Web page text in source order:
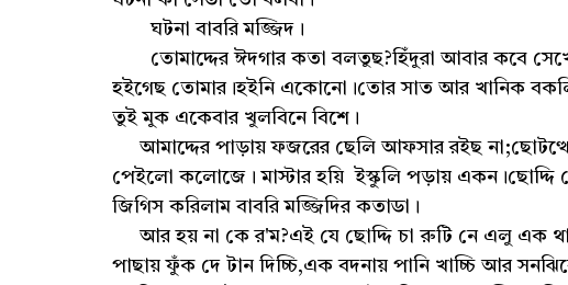
ঘটনা বাবরি মজ্জিদ।
তোমাদ্দের ঈদগার কতা বলতুছ?হিঁদুরা আবার কবে
হইগেছ তোমার।হইনি একোনো।তোর সাত আর খানিক বকলি
তুই মুক একেবার খুলবিনে বিশে।
আমাদ্দের পাড়ায় ফজরের ছেলি আফসার রইছ না;ছোটত্থে
পেইলো কলোজে। মাস্টার হয়ি ইস্কুলি পড়ায় একন।ছোদ্দি
জিগিস করিলাম বাবরি মজ্জিদির কতাডা।
আর হয় না কে র'ম?এই যে ছোদ্দি চা রুটি নে এলু এক
পাছায় ফুঁক দে টান দিচ্চি,এক বদনায় পানি খাচ্চি আর